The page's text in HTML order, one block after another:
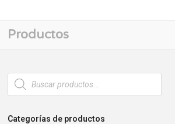
Productos
Búsqueda
de
productos
Categorías de productos